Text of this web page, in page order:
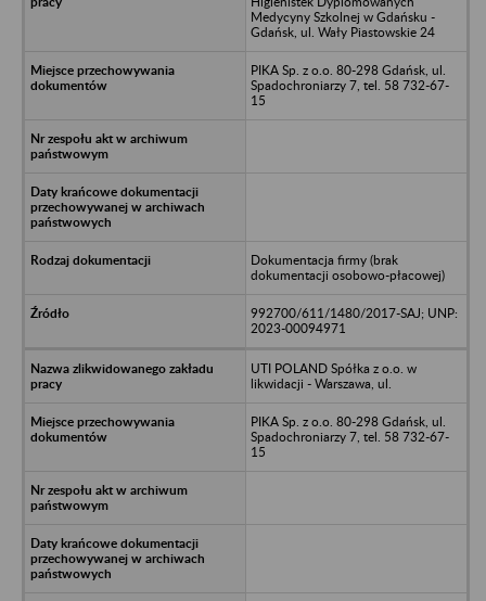
Medycyny Szkolnej w Gdańsku -
Gdańsk, ul. Wały Piastowskie 24
PIKA Sp. z o.o. 80-298 Gdańsk, ul.
Spadochroniarzy 7, tel. 58 732-67-
15
Dokumentacja firmy (brak
dokumentacji osobowo-płacowej)
992700/611/1480/2017-SAJ; UNP:
2023-00094971
UTI POLAND Spółka z o.o. w
likwidacji - Warszawa, ul.
PIKA Sp. z o.o. 80-298 Gdańsk, ul.
Spadochroniarzy 7, tel. 58 732-67-
15